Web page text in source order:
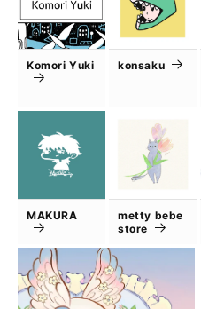
Komori Yuki konsaku
MAKURA
metty bebe
store